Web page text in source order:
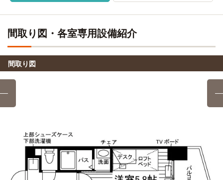
鹿児島国際大学(大学院) 電車
「鹿児島中央」駅→（JR指宿枕崎線21分）→「坂之上」駅→
スクールバス5分
鹿児島国際大学(坂之上キャンパス) バス＋電車
鹿児島レディスカレッジ
15分
野村服飾専門学校
鹿児島歯科学院専門学校
鹿児島県美容専門学校
自転車
8分
鹿児島中央看護専門学校
自転車
8分
間取り図・各室専用設備紹介
間取り図